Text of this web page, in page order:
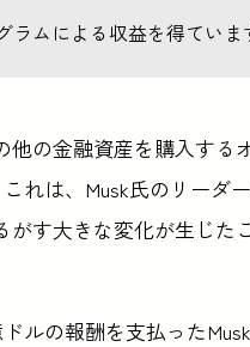
ムによる収益を得ていま
の金融資産を購入する
れは、Musk氏のリーダ
す大きな変化が生じた
ルの報酬を支払った